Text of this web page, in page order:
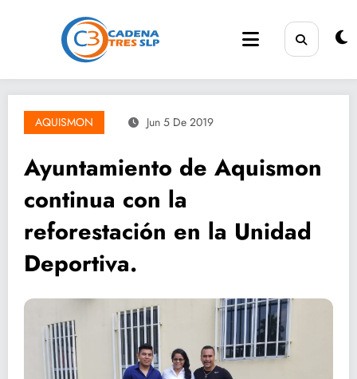
AQUISMON Jun 5 De 2019
Ayuntamiento de Aquismon
continua con la
reforestación en la Unidad
Deportiva.